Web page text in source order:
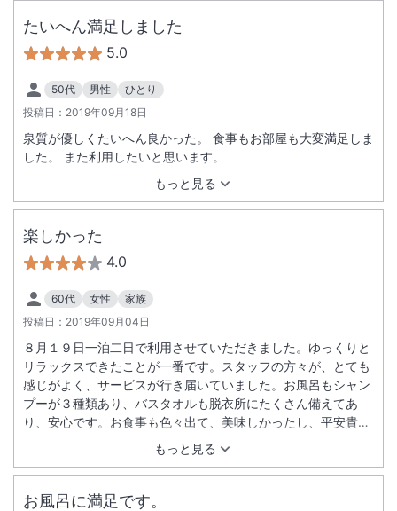
たいへん満足しました
5.0
50代 男性
ひとり
投稿日： 2019年09月18日
もっと見る
泉質が優しくたいへん良かった。 食事もお部屋も大変満足しま
した。 また利用したいと思います。
楽しかった
4.0
60代 女性
家族
投稿日： 2019年09月04日
もっと見る
８月１９日一泊二日で利用させていただきました。ゆっくりと
リラックスできたことが一番です。スタッフの方々が、とても
感じがよく、サービスが行き届いていました。お風呂もシャン
プーが３種類あり、バスタオルも脱衣所にたくさん備えてあ
り、安心です。お食事も色々出て、美味しかったし、平安貴族
のようなしつらいで、家族ごとに仕切ってあったのが、閉鎖感
がなく、かつプライベートが保たれているのは、工夫されてい
るなーとおもいました。
お風呂に満足です。